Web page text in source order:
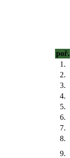
poř.
1.
2.
3.
4.
5.
6.
7.
8.
9.